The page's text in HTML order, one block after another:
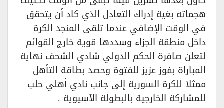
هجماته بغية إدراك التعادل الذي كاد أن يتحقق
في الوقت الإضافي عندما تلقى المنجد الكرة
داخل منطقة الجزاء وسددها قوية خارج القوائم
لتعلن صافرة الحكم الدولي شادي الشحف نهاية
المباراة بفوز عزيز للفتوة وحصد بطاقة التأهل
ممثلا للكرة السورية إلى جانب نادي أهلي حلب
للمشاركة الخارجية بالبطولة الآسيوية .